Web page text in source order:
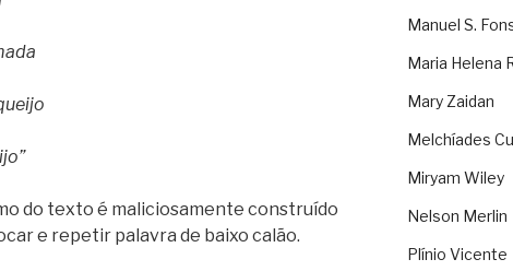
do texto é maliciosamente construído
e repetir palavra de baixo calão.
Manuel S.
Maria Helena
Mary Zaidan
Melchíades
Miryam Wiley
Nelson Merlin
Plínio Vicente